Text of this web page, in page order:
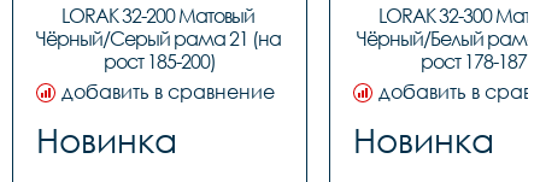
LORAK 32-200 Матовый
Чёрный/Серый рама 21 (на
рост 185-200)
добавить в сравнение
Новинка
LORAK 32-300
Чёрный/Белый рама
рост 178-187)
добавить в
Новинка